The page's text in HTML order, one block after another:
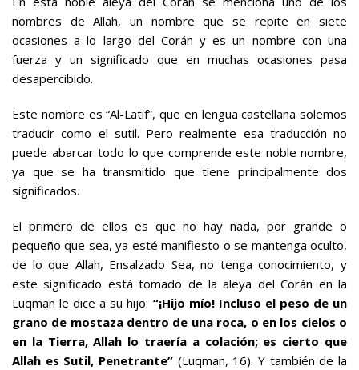
nombres de Allah, un nombre que se repite en siete
ocasiones a lo largo del Corán y es un nombre con una
fuerza y un significado que en muchas ocasiones pasa
desapercibido.
Este nombre es “Al-Latif”, que en lengua castellana solemos
traducir como el sutil. Pero realmente esa traducción no
puede abarcar todo lo que comprende este noble nombre,
ya que se ha transmitido que tiene principalmente dos
significados.
El primero de ellos es que no hay nada, por grande o
pequeño que sea, ya esté manifiesto o se mantenga oculto,
de lo que Allah, Ensalzado Sea, no tenga conocimiento, y
este significado está tomado de la aleya del Corán en la
Luqman le dice a su hijo: “¡Hijo mío! Incluso el peso de un
grano de mostaza dentro de una roca, o en los cielos o
en la Tierra, Allah lo traería a colación; es cierto que
Allah es Sutil, Penetrante” (Luqman, 16). Y también de la